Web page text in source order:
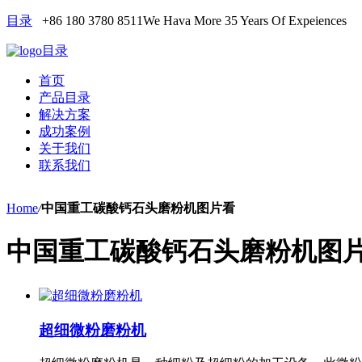
目录 +86 180 3780 8511We Hava More 35 Years Of Expeiences
目录
首页
产品目录
解决方案
成功案例
关于我们
联系我们
Home/中国重工碳酸钙石头磨粉机图片看
中国重工碳酸钙石头磨粉机图
超细微粉磨粉机